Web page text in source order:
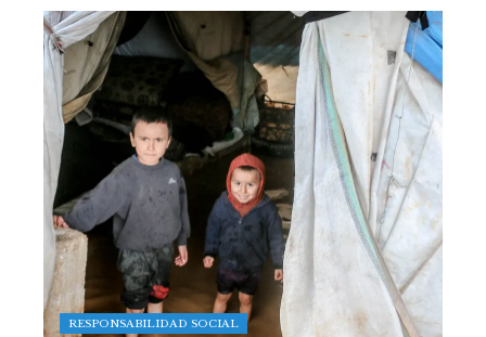
RESPONSABILIDAD SOCIAL